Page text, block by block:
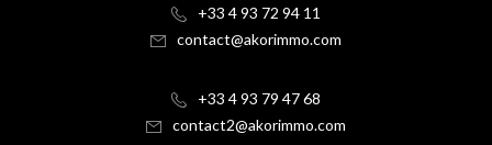
+33 4 93 72 94 11
contact@akorimmo.com
+33 4 93 79 47 68
contact2@akorimmo.com